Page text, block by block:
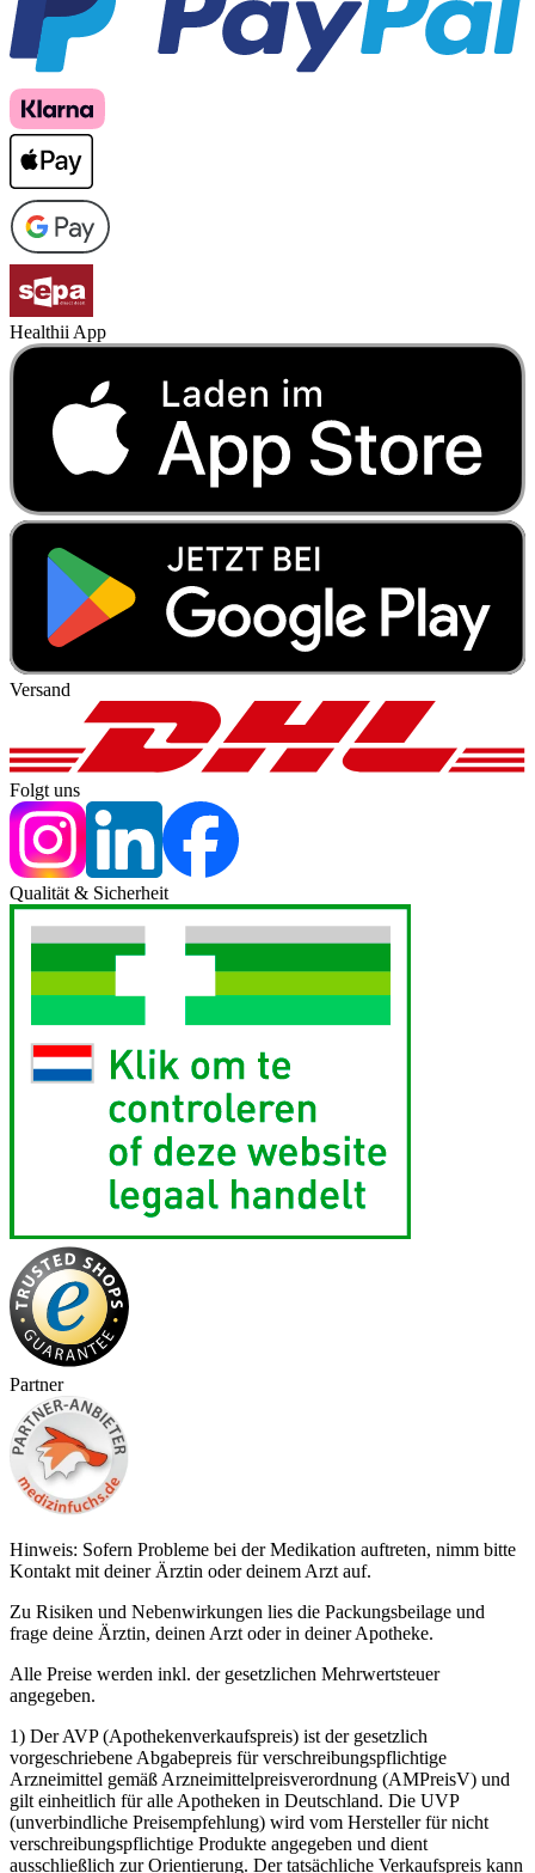
Healthii App
Versand
Folgt uns
Qualität & Sicherheit
Partner
Hinweis: Sofern Probleme bei der Medikation auftreten, nimm bitte
Kontakt mit deiner Ärztin oder deinem Arzt auf.
Zu Risiken und Nebenwirkungen lies die Packungsbeilage und
frage deine Ärztin, deinen Arzt oder in deiner Apotheke.
Alle Preise werden inkl. der gesetzlichen Mehrwertsteuer
angegeben.
1) Der AVP (Apothekenverkaufspreis) ist der gesetzlich
vorgeschriebene Abgabepreis für verschreibungspflichtige
Arzneimittel gemäß Arzneimittelpreisverordnung (AMPreisV) und
gilt einheitlich für alle Apotheken in Deutschland. Die UVP
(unverbindliche Preisempfehlung) wird vom Hersteller für nicht
verschreibungspflichtige Produkte angegeben und dient
ausschließlich zur Orientierung. Der tatsächliche Verkaufspreis kann